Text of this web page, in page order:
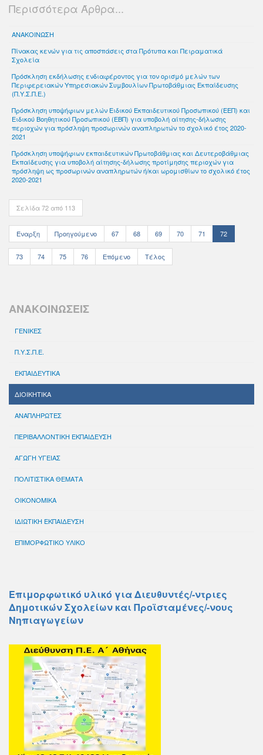
Περισσότερα Άρθρα...
ΑΝΑΚΟΙΝΩΣΗ
Πίνακας κενών για τις αποσπάσεις στα Πρότυπα και Πειραματικά
Σχολεία
Πρόσκληση εκδήλωσης ενδιαφέροντος για τον ορισμό μελών των
Περιφερειακών Υπηρεσιακών Συμβουλίων Πρωτοβάθμιας Εκπαίδευσης
(Π.Υ.Σ.Π.Ε.)
Πρόσκληση υποψήφιων μελών Ειδικού Εκπαιδευτικού Προσωπικού (ΕΕΠ) και
Ειδικού Βοηθητικού Προσωπικού (ΕΒΠ) για υποβολή αίτησης-δήλωσης
περιοχών για πρόσληψη προσωρινών αναπληρωτών το σχολικό έτος 2020-
2021
Πρόσκληση υποψήφιων εκπαιδευτικών Πρωτοβάθμιας και Δευτεροβάθμιας
Εκπαίδευσης για υποβολή αίτησης-δήλωσης προτίμησης περιοχών για
πρόσληψη ως προσωρινών αναπληρωτών ή/και ωρομισθίων το σχολικό έτος
2020-2021
Σελίδα 72 από 113
Έναρξη Προηγούμενο 67 68 69 70 71 72
73 74 75 76 Επόμενο Τέλος
ΑΝΑΚΟΙΝΩΣΕΙΣ
ΓΕΝΙΚΕΣ
Π.Υ.Σ.Π.Ε.
ΕΚΠΑΙΔΕΥΤΙΚΑ
ΔΙΟΙΚΗΤΙΚΑ
ΑΝΑΠΛΗΡΩΤΕΣ
ΠΕΡΙΒΑΛΛΟΝΤΙΚΗ ΕΚΠΑΙΔΕΥΣΗ
ΑΓΩΓΗ ΥΓΕΙΑΣ
ΠΟΛΙΤΙΣΤΙΚΑ ΘΕΜΑΤΑ
ΟΙΚΟΝΟΜΙΚΑ
ΙΔΙΩΤΙΚΗ ΕΚΠΑΙΔΕΥΣΗ
ΕΠΙΜΟΡΦΩΤΙΚΟ ΥΛΙΚΟ
Επιμορφωτικό υλικό για Διευθυντές/-ντριες
Δημοτικών Σχολείων και Προϊσταμένες/-νους
Νηπιαγωγείων